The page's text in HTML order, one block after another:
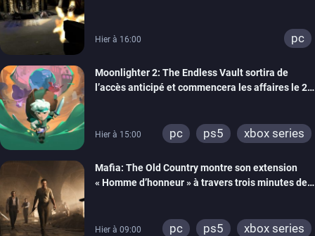
Hier à 16:00 pc
Moonlighter 2: The Endless Vault sortira de
l’accès anticipé et commencera les affaires le 2
Hier à 15:00 pc ps5 xbox series
Mafia: The Old Country montre son extension
« Homme d’honneur » à travers trois minutes de
Hier à 09:00 pc ps5 xbox series